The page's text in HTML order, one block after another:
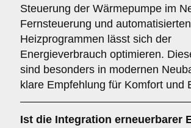
Steuerung der Wärmepumpe im
Fernsteuerung und automatisierten
Heizprogrammen lässt sich der
Energieverbrauch optimieren.
sind besonders in modernen
klare Empfehlung für Komfort und
Ist die Integration erneuerbarer